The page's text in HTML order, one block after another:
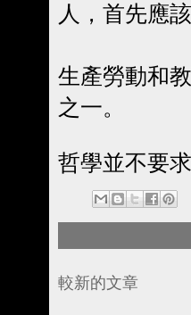
人，首先應
生產勞動和
之一。
哲學並不要
較新的文章